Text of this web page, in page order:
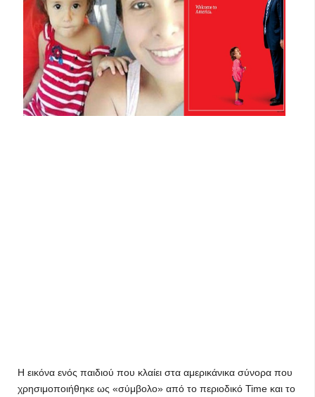
Η εικόνα ενός παιδιού που κλαίει στα αμερικάνικα σύνορα που
χρησιμοποιήθηκε ως «σύμβολο» από το περιοδικό Time και το